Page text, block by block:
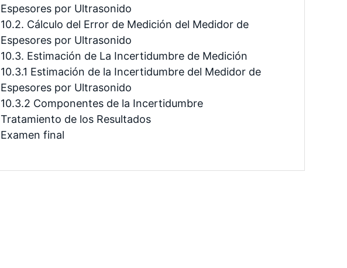
Espesores por Ultrasonido
10.2. Cálculo del Error de Medición del Medidor de
Espesores por Ultrasonido
10.3. Estimación de La Incertidumbre de Medición
10.3.1 Estimación de la Incertidumbre del Medidor de
Espesores por Ultrasonido
10.3.2 Componentes de la Incertidumbre
Tratamiento de los Resultados
Examen final